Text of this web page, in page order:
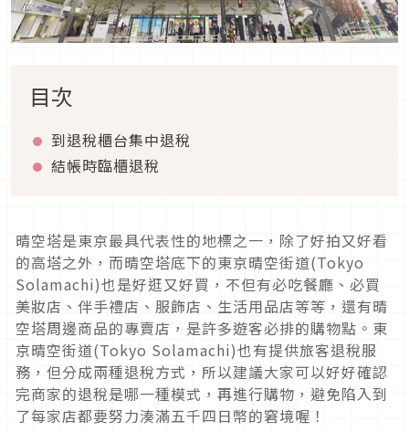
目次
到退稅櫃台集中退稅
結帳時臨櫃退稅
晴空塔是東京最具代表性的地標之一，除了好拍又好看
的高塔之外，而晴空塔底下的東京晴空街道(Tokyo
Solamachi)也是好逛又好買，不但有必吃餐廳、必買
美妝店、伴手禮店、服飾店、生活用品店等等，還有晴
空塔周邊商品的專賣店，是許多遊客必排的購物點。東
京晴空街道(Tokyo Solamachi)也有提供旅客退稅服
務，但分成兩種退稅方式，所以建議大家可以好好確認
完商家的退稅是哪一種模式，再進行購物，避免陷入到
了每家店都要努力湊滿五千四日幣的窘境喔！